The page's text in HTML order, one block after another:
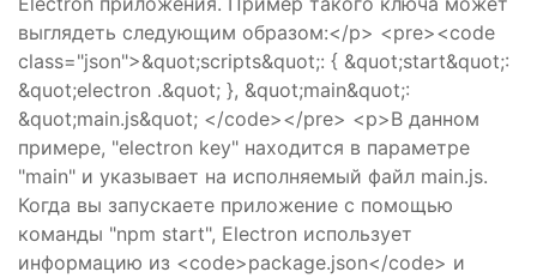
выглядеть следующим образом:</p> <pre><code
class="json">&quot;scripts&quot;: { &quot;start&quot;:
&quot;electron .&quot; }, &quot;main&quot;:
&quot;main.js&quot; </code></pre> <p>В данном
примере, "electron key" находится в параметре
"main" и указывает на исполняемый файл main.js.
Когда вы запускаете приложение с помощью
команды "npm start", Electron использует
информацию из <code>package.json</code> и